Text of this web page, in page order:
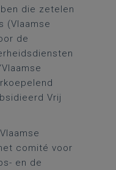
die zetelen
(Vlaamse
de
Vrij
comité voor
en de